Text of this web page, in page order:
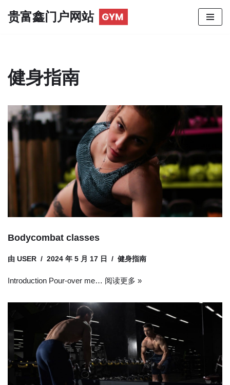
贵富鑫门户网站
健身指南
Bodycombat classes
由 USER 2024 年 5 月 17 日 健身指南
Introduction Pour-over me… 阅读更多 »